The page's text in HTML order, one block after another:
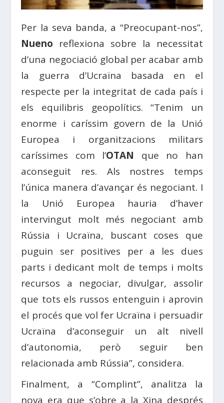
Per la seva banda, a “Preocupant-nos”,
Nueno reflexiona sobre la necessitat
d’una negociació global per acabar amb
la guerra d’Ucraïna basada en el
respecte per la integritat de cada país i
els equilibris geopolítics. “Tenim un
enorme i caríssim govern de la Unió
Europea i organitzacions militars
caríssimes com l’OTAN que no han
aconseguit res. Als nostres temps
l’única manera d’avançar és negociant. I
la Unió Europea hauria d’haver
intervingut molt més negociant amb
Rússia i Ucraïna, buscant coses que
puguin ser positives per a les dues
parts i dedicant molt de temps i molts
recursos a negociar, divulgar, assolir
que tots els russos entenguin i aprovin
el procés que vol fer Ucraïna i persuadir
Ucraïna d’aconseguir un alt nivell
d’autonomia, però seguir ben
relacionada amb Rússia”, considera.
Finalment, a “Complint”, analitza la
nova era que s’obre a la Xina després